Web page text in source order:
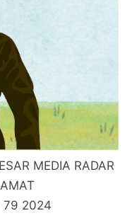
MEDIA RADAR
79 2024